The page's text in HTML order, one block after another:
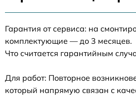
Гарантия от сервиса: на
комплектующие — до 3 месяцев.
Что считается гарантийным
Для работ: Повторное
который напрямую связан с